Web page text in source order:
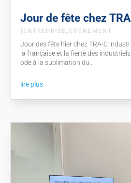
Jour de fête chez
| ENTREPRISE, EVENEMENT
Jour des fête hier chez TRA-C
la française et la fierté des
ode à la sublimation du...
lire plus